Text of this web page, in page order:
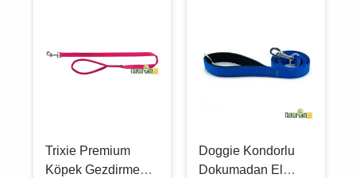
Trixie Premium
Köpek Gezdirme
Doggie Kondorlu
Dokumadan El